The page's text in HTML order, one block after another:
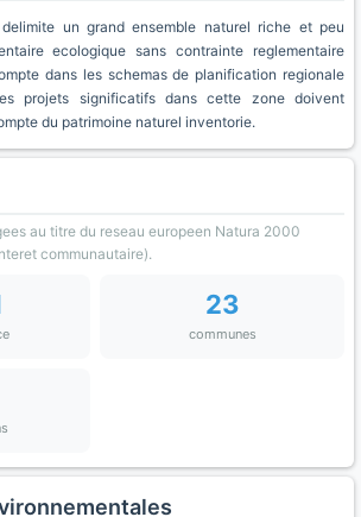
un grand ensemble naturel riche et peu
ecologique sans contrainte reglementaire
dans les schemas de planification regionale
projets significatifs dans cette zone doivent
du patrimoine naturel inventorie.
au titre du reseau europeen Natura 2000
communautaire).
23
communes